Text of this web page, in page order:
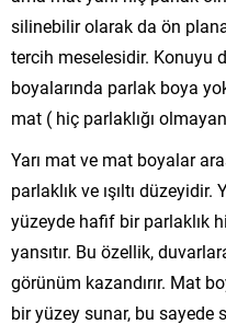
silinebilir olarak da ön
tercih meselesidir. Konuyu
boyalarında parlak boya
mat ( hiç parlaklığı
Yarı mat ve mat boyalar
parlaklık ve ışıltı düzeyidir.
yüzeyde hafif bir parlaklık
yansıtır. Bu özellik,
görünüm kazandırır. Mat
bir yüzey sunar, bu sayede